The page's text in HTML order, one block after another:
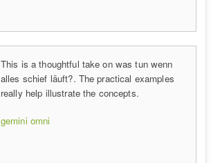
This is a thoughtful take on was tun wenn
alles schief läuft?. The practical examples
really help illustrate the concepts.
gemini omni